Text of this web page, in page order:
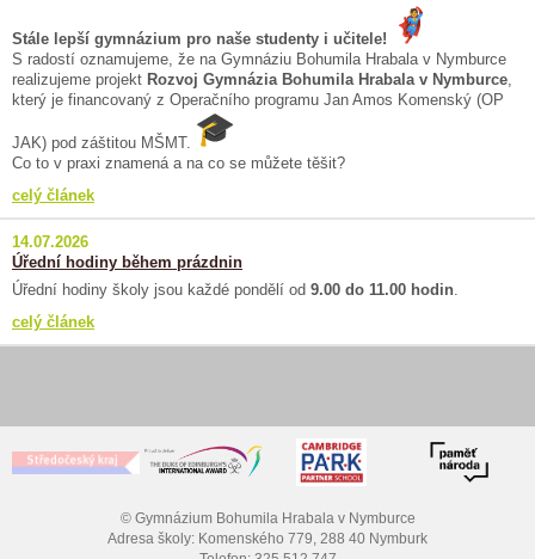
Stále lepší gymnázium pro naše studenty i učitele!
S radostí oznamujeme, že na Gymnáziu Bohumila Hrabala v Nymburce
realizujeme projekt Rozvoj Gymnázia Bohumila Hrabala v Nymburce,
který je financovaný z Operačního programu Jan Amos Komenský (OP
JAK) pod záštitou MŠMT.
Co to v praxi znamená a na co se můžete těšit?
celý článek
14.07.2026
Úřední hodiny během prázdnin
Úřední hodiny školy jsou každé pondělí od 9.00 do 11.00 hodin.
celý článek
© Gymnázium Bohumila Hrabala v Nymburce
Adresa školy: Komenského 779, 288 40 Nymburk